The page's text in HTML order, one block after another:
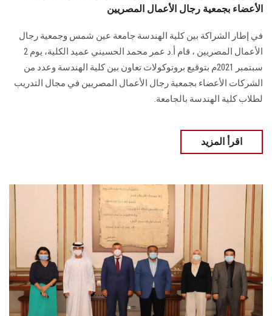
الأعضاء بجمعية رجال الأعمال المصريين
في إطار الشراكة بين كلية الهندسة جامعة عين شمس وجمعية رجال
الأعمال المصريين ، قام أ.د عمر محمد الحسيني عميد الكلية، يوم 2
سبتمبر 2021م بتوقيع بروتوكولات تعاون بين كلية الهندسة وعدد من
الشركات الأعضاء بجمعية رجال الأعمال المصريين في مجال التدريب
لطلاب كلية الهندسة بالجامعة.
اقرأ المزيد